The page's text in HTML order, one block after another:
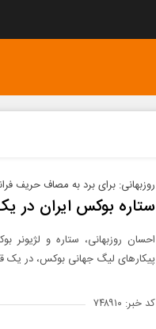
روزبهانی: برای برد به مصاف حریف
ستاره بوکس ایران در
احسان روزبهانی، ستاره و
پیکارهای لیگ جهانی بوکس، در
کد خبر: ۷۴۸۹۱۰